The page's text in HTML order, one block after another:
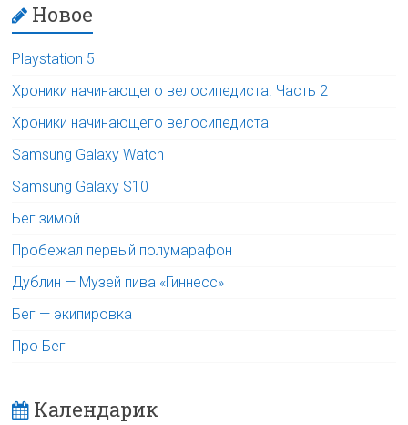
Новое
Playstation 5
Хроники начинающего велосипедиста. Часть 2
Хроники начинающего велосипедиста
Samsung Galaxy Watch
Samsung Galaxy S10
Бег зимой
Пробежал первый полумарафон
Дублин — Музей пива «Гиннесс»
Бег — экипировка
Про Бег
Календарик